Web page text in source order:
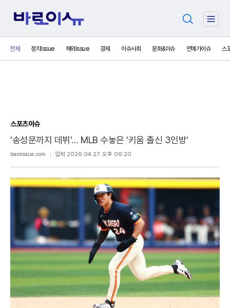
검
주
비
스
전체 정치Issue 해외Issue 경제 이슈사회 문화&이슈 연예가이슈 스
스포츠이슈
'송성문까지 데뷔'… MLB 수놓은 '키움 출신 3인방'
baroissue.com 입력 2026.04.27. 오후 06:20
기